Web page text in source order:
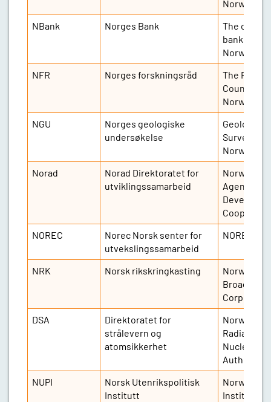
Norway
NBank
Norges Bank
The central
bank of
Norway
NFR
Norges forskningsråd
The
Council of
Norway
NGU
Norges geologiske
undersøkelse
Geological
Survey of
Norway
Norad
Norad Direktoratet for
utviklingssamarbeid
Norwegian
Agency for
NOREC
Norec Norsk senter for
utvekslingssamarbeid
NOREC
NRK Norsk rikskringkasting
Norwegian
DSA
Direktoratet for
strålevern og
atomsikkerhet
Norwegian
Radiation
Nuclear
Authority
NUPI
Norsk Utenrikspolitisk
Institutt
Norwegian
Institute